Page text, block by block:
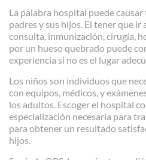
La palabra hospital puede
padres y sus hijos. El tener que ir
consulta, inmunización, cirugía,
por un hueso quebrado puede
experiencia si no es el lugar
Los niños son individuos que
con equipos, médicos, y
los adultos. Escoger el hospital
especialización necesaria para
para obtener un resultado
hijos.